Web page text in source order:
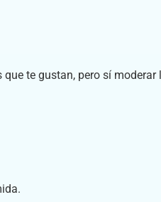
te gustan, pero sí